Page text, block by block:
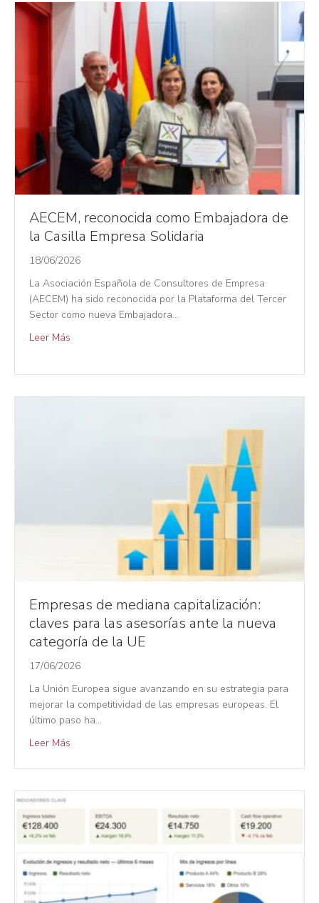
AECEM, reconocida como Embajadora de
la Casilla Empresa Solidaria
18/06/2026
La Asociación Española de Consultores de Empresa
(AECEM) ha sido reconocida por la Plataforma del Tercer
Sector como nueva Embajadora…
Leer Más
Empresas de mediana capitalización:
claves para las asesorías ante la nueva
categoría de la UE
17/06/2026
La Unión Europea sigue avanzando en su estrategia para
mejorar la competitividad de las empresas europeas. El
último paso ha…
Leer Más